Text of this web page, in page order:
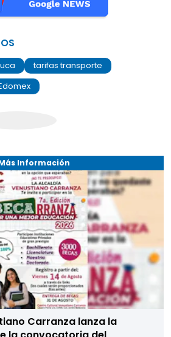
Información
Carranza lanza la
tarifas transporte